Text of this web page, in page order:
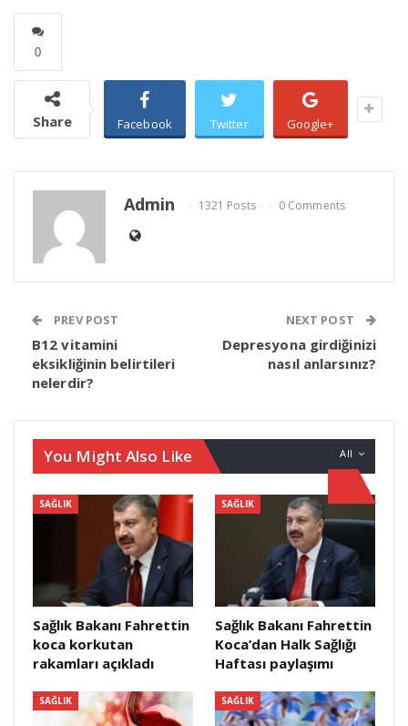
0
Share Facebook Twitter Google+
Admin 1321 Posts 0 Comments
PREV POST
B12 vitamini
eksikliğinin belirtileri
nelerdir?
NEXT POST
Depresyona girdiğinizi
nasıl anlarsınız?
All
You Might Also Like
SAĞLIK
Sağlık Bakanı Fahrettin
koca korkutan
rakamları açıkladı
SAĞLIK
Sağlık Bakanı Fahrettin
Koca’dan Halk Sağlığı
Haftası paylaşımı
SAĞLIK SAĞLIK